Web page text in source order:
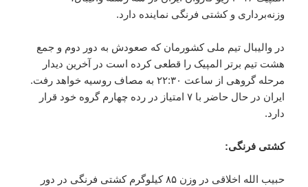
وزنه‌برداری و کشتی فرنگی نماینده دارد.
در والیبال تیم ملی کشورمان که صعودش به دور دوم و جمع
هشت تیم برتر المپیک را قطعی کرده است در آخرین دیدار
مرحله گروهی از ساعت ۲۲:۳۰ به مصاف روسیه خواهد رفت.
ایران در حال حاضر با ۷ امتیاز در رده چهارم گروه خود قرار
دارد.
کشتی فرنگی:
حبیب الله اخلاقی در وزن ۸۵ کیلوگرم کشتی فرنگی در دور